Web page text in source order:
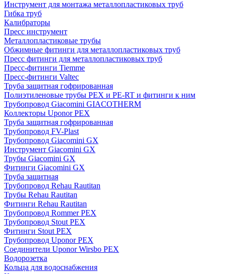
Инструмент для монтажа металлопластиковых труб
Гибка труб
Калибраторы
Пресс инструмент
Металлопластиковые трубы
Обжимные фитинги для металлопластиковых труб
Пресс фитинги для металлопластиковых труб
Пресс-фитинги Tiemme
Пресс-фитинги Valtec
Труба защитная гофрированная
Полиэтиленовые трубы PEX и PE-RT и фитинги к ним
Трубопровод Giacomini GIACOTHERM
Коллекторы Uponor PEX
Труба защитная гофрированная
Трубопровод FV-Plast
Трубопровод Giacomini GX
Инструмент Giacomini GX
Трубы Giacomini GX
Фитинги Giacomini GX
Труба защитная
Трубопровод Rehau Rautitan
Трубы Rehau Rautitan
Фитинги Rehau Rautitan
Трубопровод Rommer PEX
Трубопровод Stout PEX
Фитинги Stout PEX
Трубопровод Uponor PEX
Соединители Uponor Wirsbo PEX
Водорозетка
Кольца для водоснабжения